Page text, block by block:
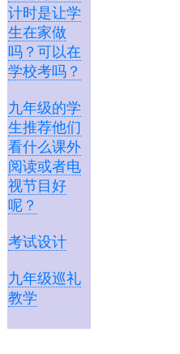
计时是让学
生在家做
吗？可以在
学校考吗？
九年级的学
生推荐他们
看什么课外
阅读或者电
视节目好
呢？
考试设计
九年级巡礼
教学